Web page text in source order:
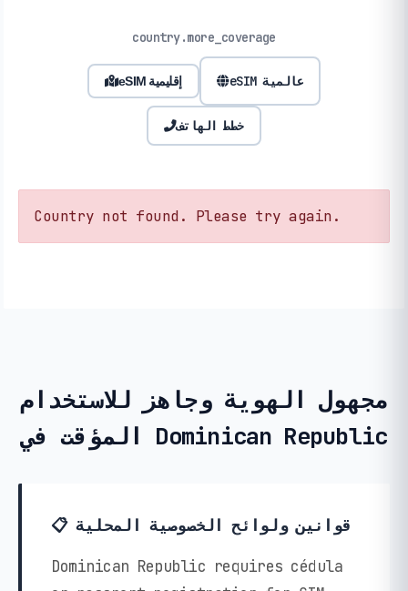
country.more_coverage
eSIM إقليمية eSIM عالمية
خطط الهاتف
Country not found. Please try again.
مجهول الهوية وجاهز للاستخدام
المؤقت في Dominican Republic
📋 قوانين ولوائح الخصوصية المحلية
Dominican Republic requires cédula